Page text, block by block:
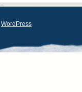
WordPress